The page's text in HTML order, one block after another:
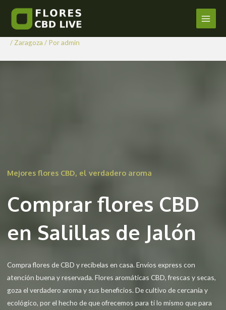
contenido
Main
Comprar Flores CBD en Salillas
de Jalón
/ Zaragoza / Poradmin
Mejores flores CBD, el verdadero aroma
Comprar flores CBD
en Salillas de Jalón
Compra flores de CBD y recíbelas en casa. Envíos express con
atención buena y reservada. Flores aromáticas CBD, frescas y secas,
goza el verdadero aroma y sus beneficios. De cultivo de cercanía y
ecológico, por el hecho de que ofrecemos para ti lo mismo que para